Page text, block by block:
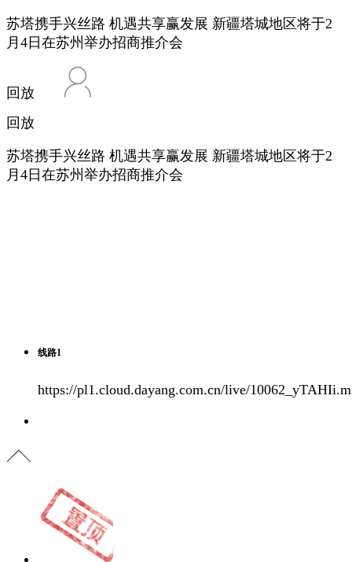
苏塔携手兴丝路 机遇共享赢发展 新疆塔城地区将于2
月4日在苏州举办招商推介会
回放
回放
苏塔携手兴丝路 机遇共享赢发展 新疆塔城地区将于2
月4日在苏州举办招商推介会
线路1
https://pl1.cloud.dayang.com.cn/live/